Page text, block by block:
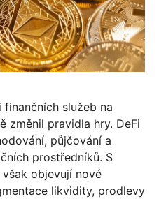
služeb na
změnil pravidla hry. DeFi
půjčování a
prostředníků. S
objevují nové
likvidity, prodlevy